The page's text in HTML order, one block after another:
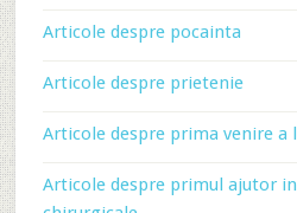
Articole despre pocainta
Articole despre prietenie
Articole despre prima venire a
Articole despre primul ajutor